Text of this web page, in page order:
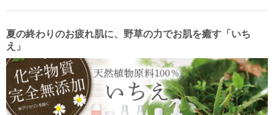
夏の終わりのお疲れ肌に、野草の力でお肌を癒す「いち
え」